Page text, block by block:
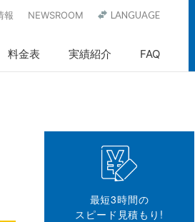
料金表 実績紹介 FAQ
報 NEWSROOM LANGUAGE
最短3時間の
スピード見積もり!